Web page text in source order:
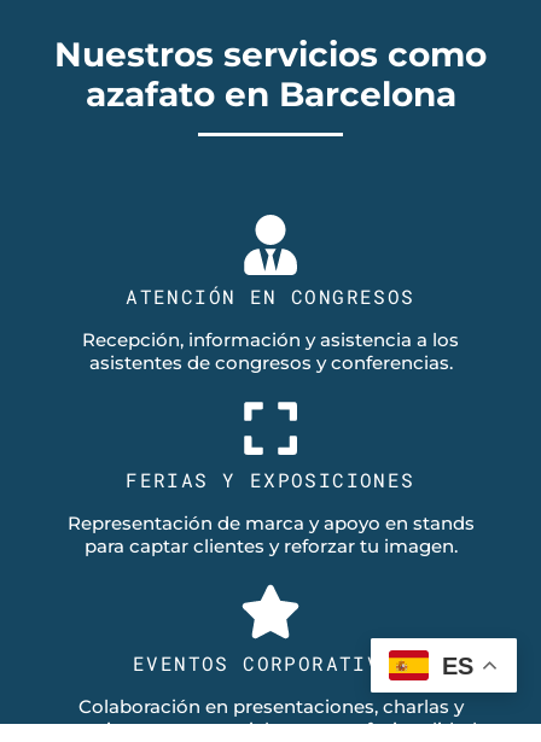
Nuestros servicios como
azafato en Barcelona
ATENCIÓN EN CONGRESOS
Recepción, información y asistencia a los
asistentes de congresos y conferencias.
FERIAS Y EXPOSICIONES
Representación de marca y apoyo en stands
para captar clientes y reforzar tu imagen.
EVENTOS CORPORATIVOS
Colaboración en presentaciones, charlas y
reuniones empresariales con profesionalidad
ES